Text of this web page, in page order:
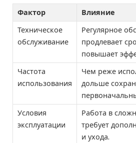
Фактор Влияние
Техническое
обслуживание
Регулярное
продлевает
повышает
Частота
использования
Чем реже
дольше
Условия
эксплуатации
Работа в
требует
и ухода.